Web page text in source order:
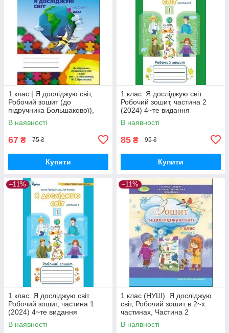
1 клас | Я досліджую світ,
Робочий зошит (до
підручника Большакової),
Частина 1 , Ємельяненко О. |
Генеза
В наявності
67 ₴ 75 ₴
Купити
1 клас. Я досліджую світ.
Робочий зошит, частина 2
(2024) 4~те видання
(Грущинська І.В., Хитра З.),
Оріон
В наявності
85 ₴ 95 ₴
Купити
–11%
1 клас. Я досліджую світ.
Робочий зошит, частина 1
(2024) 4~те видання
(Грущинська І.В., Хитра З.),
Оріон
В наявності
–11%
1 клас (НУШ). Я досліджую
світ, Робочий зошит в 2~х
частинах, Частина 2
(Гільберг Т., Тарнавська С.,
Павич Н.), Генеза
В наявності